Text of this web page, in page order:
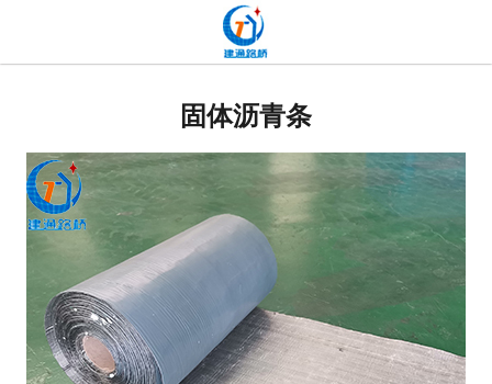
网站首页
高分子道路密封胶
双面贴
网裂贴
固体沥青条